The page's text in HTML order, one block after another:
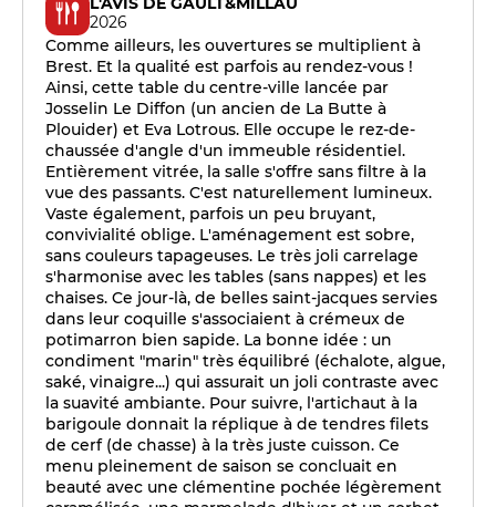
2026
Comme ailleurs, les ouvertures se multiplient à
Brest. Et la qualité est parfois au rendez-vous !
Ainsi, cette table du centre-ville lancée par
Josselin Le Diffon (un ancien de La Butte à
Plouider) et Eva Lotrous. Elle occupe le rez-de-
chaussée d'angle d'un immeuble résidentiel.
Entièrement vitrée, la salle s'offre sans filtre à la
vue des passants. C'est naturellement lumineux.
Vaste également, parfois un peu bruyant,
convivialité oblige. L'aménagement est sobre,
sans couleurs tapageuses. Le très joli carrelage
s'harmonise avec les tables (sans nappes) et les
chaises. Ce jour-là, de belles saint-jacques servies
dans leur coquille s'associaient à crémeux de
potimarron bien sapide. La bonne idée : un
condiment "marin" très équilibré (échalote, algue,
saké, vinaigre...) qui assurait un joli contraste avec
la suavité ambiante. Pour suivre, l'artichaut à la
barigoule donnait la réplique à de tendres filets
de cerf (de chasse) à la très juste cuisson. Ce
menu pleinement de saison se concluait en
beauté avec une clémentine pochée légèrement